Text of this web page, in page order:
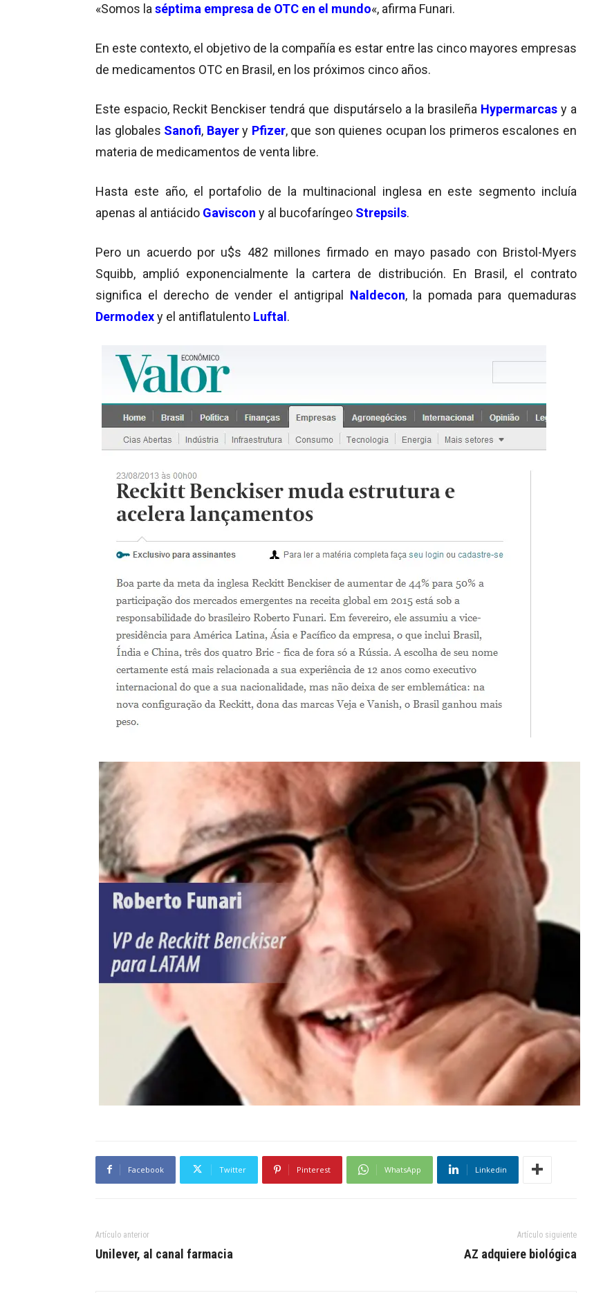
«Somos la séptima empresa de OTC en el mundo«, afirma Funari.
En este contexto, el objetivo de la compañía es estar entre las cinco mayores empresas
de medicamentos OTC en Brasil, en los próximos cinco años.
Este espacio, Reckit Benckiser tendrá que disputárselo a la brasileña Hypermarcasy a
las globales Sanofi, Bayer y Pfizer, que son quienes ocupan los primeros escalones en
materia de medicamentos de venta libre.
Hasta este año, el portafolio de la multinacional inglesa en este segmento incluía
apenas al antiácido Gaviscon y al bucofaríngeo Strepsils.
Pero un acuerdo por u$s 482 millones firmado en mayo pasado con Bristol-Myers
Squibb, amplió exponencialmente la cartera de distribución. En Brasil, el contrato
significa el derecho de vender el antigripal Naldecon, la pomada para quemaduras
Dermodexy el antiflatulento Luftal.
Facebook Twitter Pinterest WhatsApp Linkedin
Artículo anterior
Unilever, al canal farmacia
Artículo siguiente
AZ adquiere biológica